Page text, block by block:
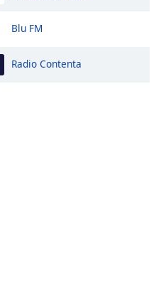
Blu FM
Radio Contenta